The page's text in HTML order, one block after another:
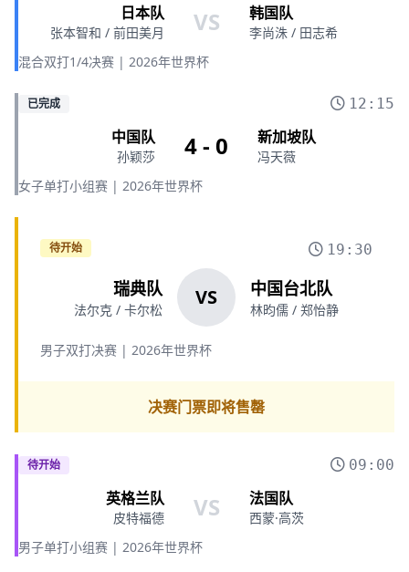
日本队
张本智和 / 前田美月 VS 韩国队
李尚洙 / 田志希
混合双打1/4决赛 | 2026年世界杯
已完成 12:15
中国队
孙颖莎 4 - 0 新加坡队
冯天薇
女子单打小组赛 | 2026年世界杯
待开始 19:30
瑞典队
法尔克 / 卡尔松
VS 中国台北队
林昀儒 / 郑怡静
男子双打决赛 | 2026年世界杯
决赛门票即将售罄
待开始 09:00
英格兰队
皮特福德 VS 法国队
西蒙·高茨
男子单打小组赛 | 2026年世界杯